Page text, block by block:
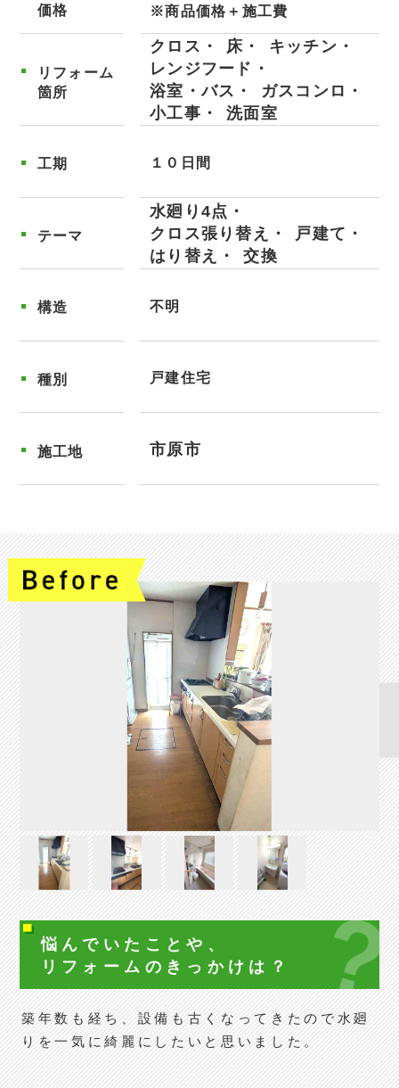
価格
※商品価格＋施工費
リフォーム
箇所
クロス 床
キッチン
レンジフード
浴室・バス
ガスコンロ
小工事
洗面室
工期 １０日間
テーマ
水廻り4点
クロス張り替え
戸建て
はり替え
交換
構造 不明
種別 戸建住宅
施工地 市原市
悩んでいたことや、
リフォームの きっかけは？
築年数も経ち、設備も古くなってきたので水廻
りを一気に綺麗にしたいと思いました。